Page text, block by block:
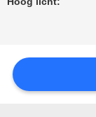
SHOW
SITEMAP